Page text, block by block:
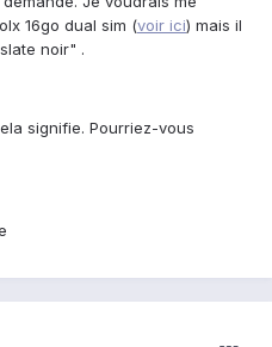
16go dual sim (voir ici) mais il
noir" .
signifie. Pourriez-vous